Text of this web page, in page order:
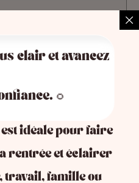
pierre précieuse est:
La Perle
clair et avancez
🌻
est idéale pour faire
rentrée et éclairer
travail, famille ou